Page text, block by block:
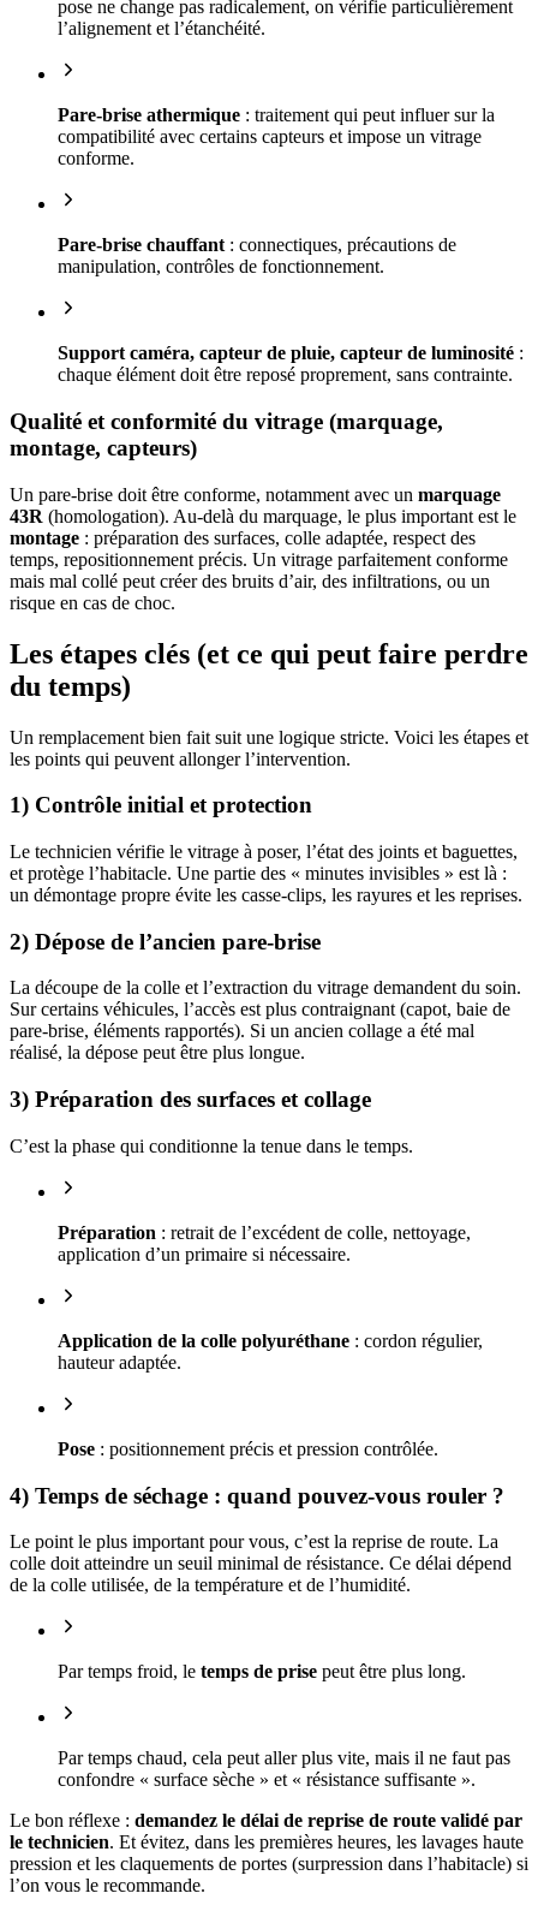
pose ne change pas radicalement, on vérifie particulièrement
l’alignement et l’étanchéité.
Pare-brise athermique : traitement qui peut influer sur la
compatibilité avec certains capteurs et impose un vitrage
conforme.
Pare-brise chauffant : connectiques, précautions de
manipulation, contrôles de fonctionnement.
Support caméra, capteur de pluie, capteur de luminosité :
chaque élément doit être reposé proprement, sans contrainte.
Qualité et conformité du vitrage (marquage,
montage, capteurs)
Un pare-brise doit être conforme, notamment avec un marquage
43R (homologation). Au-delà du marquage, le plus important est le
montage : préparation des surfaces, colle adaptée, respect des
temps, repositionnement précis. Un vitrage parfaitement conforme
mais mal collé peut créer des bruits d’air, des infiltrations, ou un
risque en cas de choc.
Les étapes clés (et ce qui peut faire perdre
du temps)
Un remplacement bien fait suit une logique stricte. Voici les étapes et
les points qui peuvent allonger l’intervention.
1) Contrôle initial et protection
Le technicien vérifie le vitrage à poser, l’état des joints et baguettes,
et protège l’habitacle. Une partie des « minutes invisibles » est là :
un démontage propre évite les casse-clips, les rayures et les reprises.
2) Dépose de l’ancien pare-brise
La découpe de la colle et l’extraction du vitrage demandent du soin.
Sur certains véhicules, l’accès est plus contraignant (capot, baie de
pare-brise, éléments rapportés). Si un ancien collage a été mal
réalisé, la dépose peut être plus longue.
3) Préparation des surfaces et collage
C’est la phase qui conditionne la tenue dans le temps.
Préparation : retrait de l’excédent de colle, nettoyage,
application d’un primaire si nécessaire.
Application de la colle polyuréthane : cordon régulier,
hauteur adaptée.
Pose : positionnement précis et pression contrôlée.
4) Temps de séchage : quand pouvez-vous rouler ?
Le point le plus important pour vous, c’est la reprise de route. La
colle doit atteindre un seuil minimal de résistance. Ce délai dépend
de la colle utilisée, de la température et de l’humidité.
Par temps froid, le temps de prise peut être plus long.
Par temps chaud, cela peut aller plus vite, mais il ne faut pas
confondre « surface sèche » et « résistance suffisante ».
Le bon réflexe : demandez le délai de reprise de route validé par
le technicien. Et évitez, dans les premières heures, les lavages haute
pression et les claquements de portes (surpression dans l’habitacle) si
l’on vous le recommande.